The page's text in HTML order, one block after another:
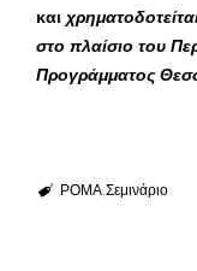
και
στο πλαίσιο του
Προγράμματος
ΡΟΜΑ Σεμινάριο